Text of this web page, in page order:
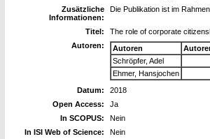
Zusätzliche
Informationen:
Die Publikation ist im
Titel:
The role of corporate
Autoren:
Autoren
Schröpfer, Adel
Ehmer, Hansjochen
Datum:
2018
Open Access:
Ja
In SCOPUS:
Nein
In ISI Web of Science:
Nein